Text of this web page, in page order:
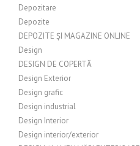
Depozitare
Depozite
DEPOZITE ȘI MAGAZINE ONLINE
Design
DESIGN DE COPERTĂ
Design Exterior
Design grafic
Design industrial
Design Interior
Design interior/exterior